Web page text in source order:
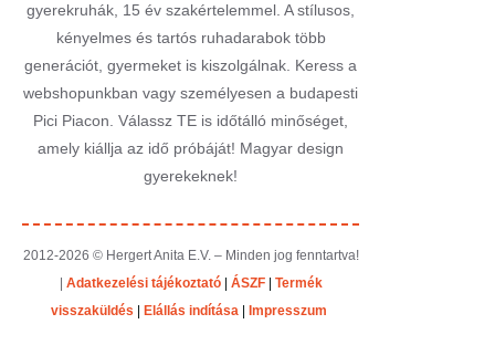
gyerekruhák, 15 év szakértelemmel. A stílusos,
kényelmes és tartós ruhadarabok több
generációt, gyermeket is kiszolgálnak. Keress a
webshopunkban vagy személyesen a budapesti
Pici Piacon. Válassz TE is időtálló minőséget,
amely kiállja az idő próbáját! Magyar design
gyerekeknek!
2012-2026 © Hergert Anita E.V. – Minden jog fenntartva!
Adatkezelési tájékoztató| ÁSZF| Termék
visszaküldés
Elállás indítása Impresszum